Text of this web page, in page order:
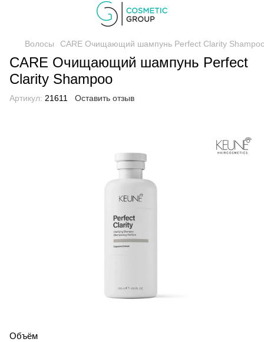
Волосы CARE Очищающий шампунь Perfect Clarity
CARE Очищающий шампунь Perfect
Clarity Shampoo
Артикул: 21611 Оставить отзыв
Объём